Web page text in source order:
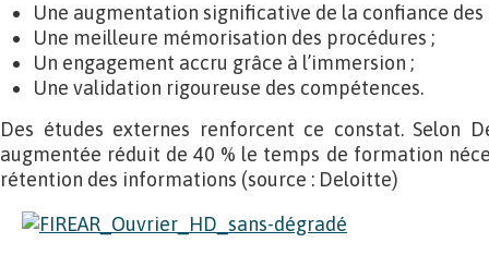
Une augmentation significative de la confiance des
Une meilleure mémorisation des procédures ;
Un engagement accru grâce à l’immersion ;
Une validation rigoureuse des compétences.
Des études externes renforcent ce constat. Selon
augmentée réduit de 40 % le temps de formation
rétention des informations (source : Deloitte)